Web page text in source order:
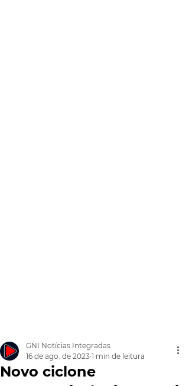
Novo ciclone
GNI Notícias Integradas
16 de ago. de 2023 1 min de leitura